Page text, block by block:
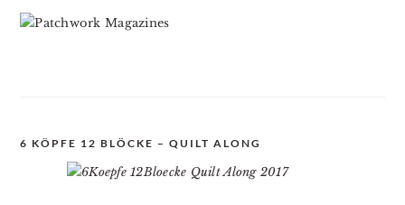
6 KÖPFE 12 BLÖCKE – QUILT ALONG